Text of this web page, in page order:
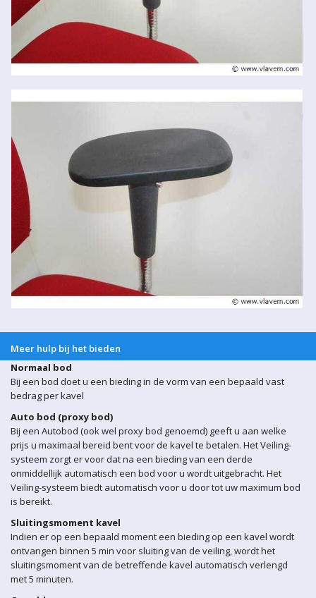
Meer hulp bij het bieden
Normaal bod
Bij een bod doet u een bieding in de vorm van een bepaald vast
bedrag per kavel
Auto bod (proxy bod)
Bij een Autobod (ook wel proxy bod genoemd) geeft u aan welke
prijs u maximaal bereid bent voor de kavel te betalen. Het Veiling-
systeem zorgt er voor dat na een bieding van een derde
onmiddellijk automatisch een bod voor u wordt uitgebracht. Het
Veiling-systeem biedt automatisch voor u door tot uw maximum bod
is bereikt.
Sluitingsmoment kavel
Indien er op een bepaald moment een bieding op een kavel wordt
ontvangen binnen 5 min voor sluiting van de veiling, wordt het
sluitingsmoment van de betreffende kavel automatisch verlengd
met 5 minuten.